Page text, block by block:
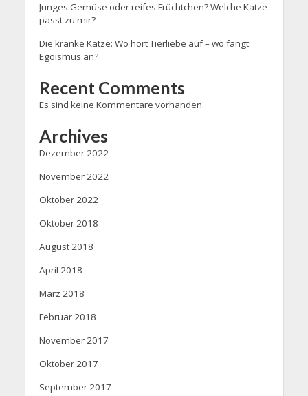
Junges Gemüse oder reifes Früchtchen? Welche Katze
passt zu mir?
Die kranke Katze: Wo hört Tierliebe auf – wo fängt
Egoismus an?
Recent Comments
Es sind keine Kommentare vorhanden.
Archives
Dezember 2022
November 2022
Oktober 2022
Oktober 2018
August 2018
April 2018
März 2018
Februar 2018
November 2017
Oktober 2017
September 2017